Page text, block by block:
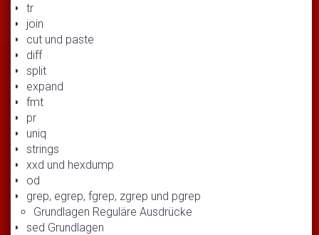
tr
join
cut und paste
diff
split
expand
fmt
pr
uniq
strings
xxd und hexdump
od
grep, egrep, fgrep, zgrep und pgrep
Grundlagen Reguläre Ausdrücke
sed Grundlagen